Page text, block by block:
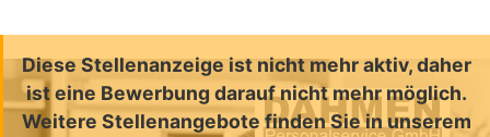
Diese Stellenanzeige ist nicht mehr aktiv, daher
ist eine Bewerbung darauf nicht mehr möglich.
Weitere Stellenangebote finden Sie in unserem